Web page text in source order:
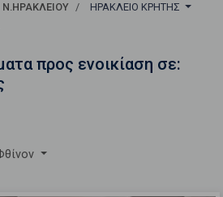
Ν.ΗΡΑΚΛΕΙΟΥ
ΗΡΑΚΛΕΙΟ ΚΡΗΤΗΣ
προς ενοικίαση σε: